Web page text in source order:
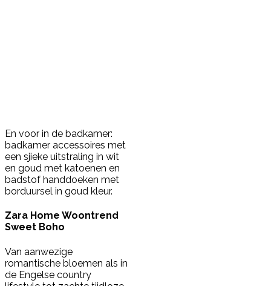
En voor in de badkamer:
badkamer accessoires met
een sjieke uitstraling in wit
en goud met katoenen en
badstof handdoeken met
borduursel in goud kleur.
Zara Home Woontrend
Sweet Boho
Van aanwezige
romantische bloemen als in
de Engelse country